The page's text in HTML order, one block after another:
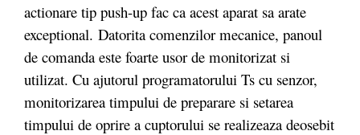
actionare tip push-up fac ca acest aparat sa arate
exceptional. Datorita comenzilor mecanice, panoul
de comanda este foarte usor de monitorizat si
utilizat. Cu ajutorul programatorului Ts cu senzor,
monitorizarea timpului de preparare si setarea
timpului de oprire a cuptorului se realizeaza deosebit